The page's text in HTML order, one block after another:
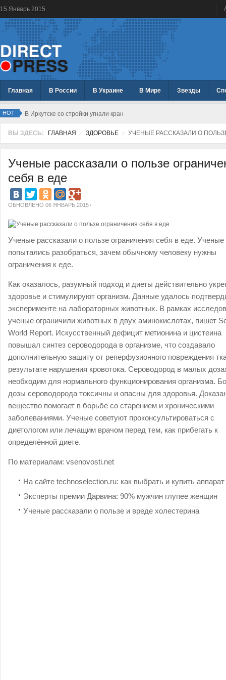
15 Январь 2015
Главная В России В Украине В Мире Звезды
HOT В Иркутске со стройки угнали кран
ВЫ ЗДЕСЬ: ГЛАВНАЯ ЗДОРОВЬЕ УЧЕНЫЕ РАССКАЗАЛИ О
Ученые рассказали о пользе
себя в еде
ОБНОВЛЕНО 06 ЯНВАРЬ 2015
Ученые рассказали о пользе ограничения себя в еде. Ученые
попытались разобраться, зачем обычному человеку нужны
ограничения к еде.
Как оказалось, разумный подход и диеты действительно
здоровье и стимулируют организм. Данные удалось
эксперименте на лабораторных животных. В рамках
ученые ограничили животных в двух аминокислотах, пишет
World Report. Искусственный дефицит метионина и цистеина
повышал синтез сероводорода в организме, что создавало
дополнительную защиту от реперфузионного повреждения
результате нарушения кровотока. Сероводород в малых
необходим для нормального функционирования организма.
дозы сероводорода токсичны и опасны для здоровья.
вещество помогает в борьбе со старением и хроническими
заболеваниями. Ученые советуют проконсультироваться с
диетологом или лечащим врачом перед тем, как прибегать к
определённой диете.
По материалам: vsenovosti.net
На сайте technoselection.ru: как выбрать и купить
Эксперты премии Дарвина: 90% мужчин глупее женщин
Ученые рассказали о пользе и вреде холестерина